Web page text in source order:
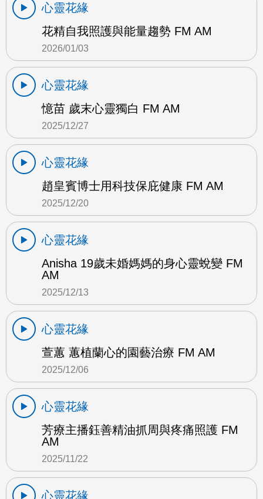
心靈花緣
花精自我照護與能量趨勢 FM AM
2026/01/03
心靈花緣
憶苗 歲末心靈獨白 FM AM
2025/12/27
心靈花緣
趙皇賓博士用科技保庇健康 FM AM
2025/12/20
心靈花緣
Anisha 19歲未婚媽媽的身心靈蛻變 FM
AM
2025/12/13
心靈花緣
萱蕙 蕙植蘭心的園藝治療 FM AM
2025/12/06
心靈花緣
芳療主播鈺善精油抓周與疼痛照護 FM
AM
2025/11/22
心靈花緣